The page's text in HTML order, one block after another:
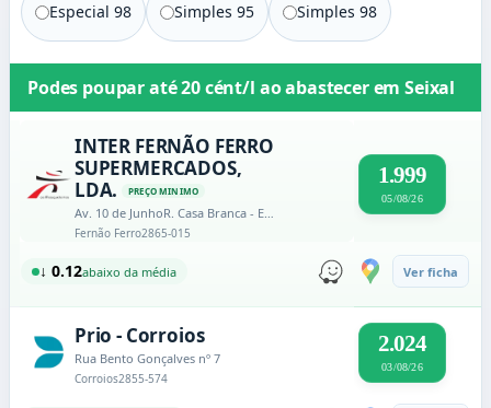
Especial 98 Simples 95 Simples 98
Podes poupar até20 cént/l ao abastecer emSeixal
INTER FERNÃO FERRO
SUPERMERCADOS,
LDA.
PREÇO MINIMO
Av. 10 de JunhoR. Casa Branca - Edificio Intermarche
Fernão Ferro2865-015
1.999
05/08/26
↓ 0.12abaixo da média Ver ficha
Prio - Corroios
Rua Bento Gonçalves nº 7
Corroios2855-574
2.024
03/08/26